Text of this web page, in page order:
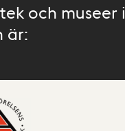
och museer i
är: